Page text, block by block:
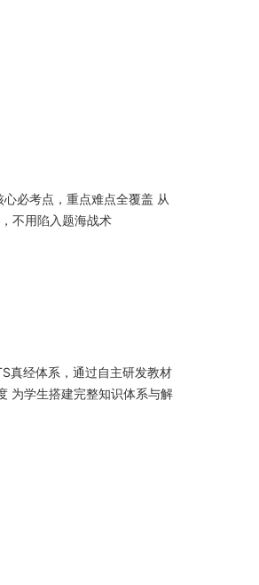
必考点，重点难点全覆盖 从
不用陷入题海战术
真经体系，通过自主研发教材
为学生搭建完整知识体系与解